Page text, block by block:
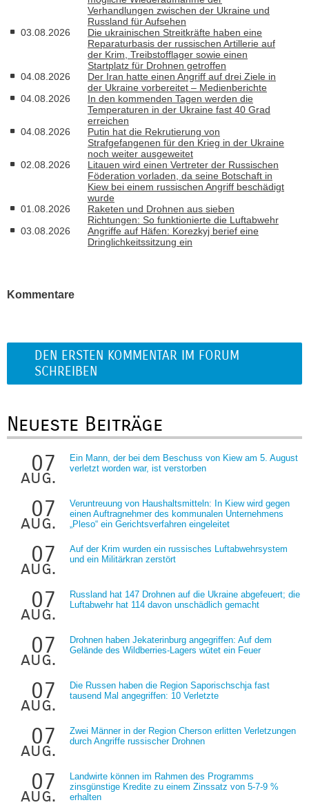
Verhandlungen zwischen der Ukraine und
Russland für Aufsehen
03.08.2026
Die ukrainischen Streitkräfte haben eine
Reparaturbasis der russischen Artillerie auf
der Krim, Treibstofflager sowie einen
Startplatz für Drohnen getroffen
04.08.2026
Der Iran hatte einen Angriff auf drei Ziele in
der Ukraine vorbereitet – Medienberichte
04.08.2026
In den kommenden Tagen werden die
Temperaturen in der Ukraine fast 40 Grad
erreichen
04.08.2026
Putin hat die Rekrutierung von
Strafgefangenen für den Krieg in der Ukraine
noch weiter ausgeweitet
02.08.2026
Litauen wird einen Vertreter der Russischen
Föderation vorladen, da seine Botschaft in
Kiew bei einem russischen Angriff beschädigt
wurde
01.08.2026
Raketen und Drohnen aus sieben
Richtungen: So funktionierte die Luftabwehr
03.08.2026
Angriffe auf Häfen: Korezkyj berief eine
Dringlichkeitssitzung ein
Kommentare
DEN ERSTEN KOMMENTAR IM FORUM
SCHREIBEN
Neueste Beiträge
07
aug.
Ein Mann, der bei dem Beschuss von Kiew am 5. August
verletzt worden war, ist verstorben
07
aug.
Veruntreuung von Haushaltsmitteln: In Kiew wird gegen
einen Auftragnehmer des kommunalen Unternehmens
„Pleso“ ein Gerichtsverfahren eingeleitet
07
aug.
Auf der Krim wurden ein russisches Luftabwehrsystem
und ein Militärkran zerstört
07
aug.
Russland hat 147 Drohnen auf die Ukraine abgefeuert; die
Luftabwehr hat 114 davon unschädlich gemacht
07
aug.
Drohnen haben Jekaterinburg angegriffen: Auf dem
Gelände des Wildberries-Lagers wütet ein Feuer
07
aug.
Die Russen haben die Region Saporischschja fast
tausend Mal angegriffen: 10 Verletzte
07
aug.
Zwei Männer in der Region Cherson erlitten Verletzungen
durch Angriffe russischer Drohnen
07
aug.
Landwirte können im Rahmen des Programms
zinsgünstige Kredite zu einem Zinssatz von 5-7-9 %
erhalten